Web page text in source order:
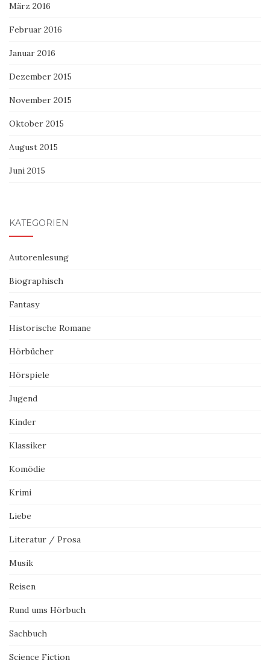
März 2016
Februar 2016
Januar 2016
Dezember 2015
November 2015
Oktober 2015
August 2015
Juni 2015
KATEGORIEN
Autorenlesung
Biographisch
Fantasy
Historische Romane
Hörbücher
Hörspiele
Jugend
Kinder
Klassiker
Komödie
Krimi
Liebe
Literatur / Prosa
Musik
Reisen
Rund ums Hörbuch
Sachbuch
Science Fiction